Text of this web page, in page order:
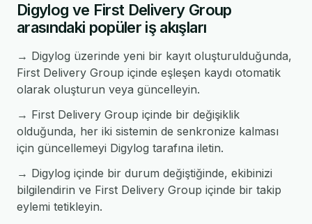
Digylog ve First Delivery Group
arasındaki popüler iş akışları
→ Digylog üzerinde yeni bir kayıt oluşturulduğunda,
First Delivery Group içinde eşleşen kaydı otomatik
olarak oluşturun veya güncelleyin.
→ First Delivery Group içinde bir değişiklik
olduğunda, her iki sistemin de senkronize kalması
için güncellemeyi Digylog tarafına iletin.
→ Digylog içinde bir durum değiştiğinde, ekibinizi
bilgilendirin ve First Delivery Group içinde bir takip
eylemi tetikleyin.